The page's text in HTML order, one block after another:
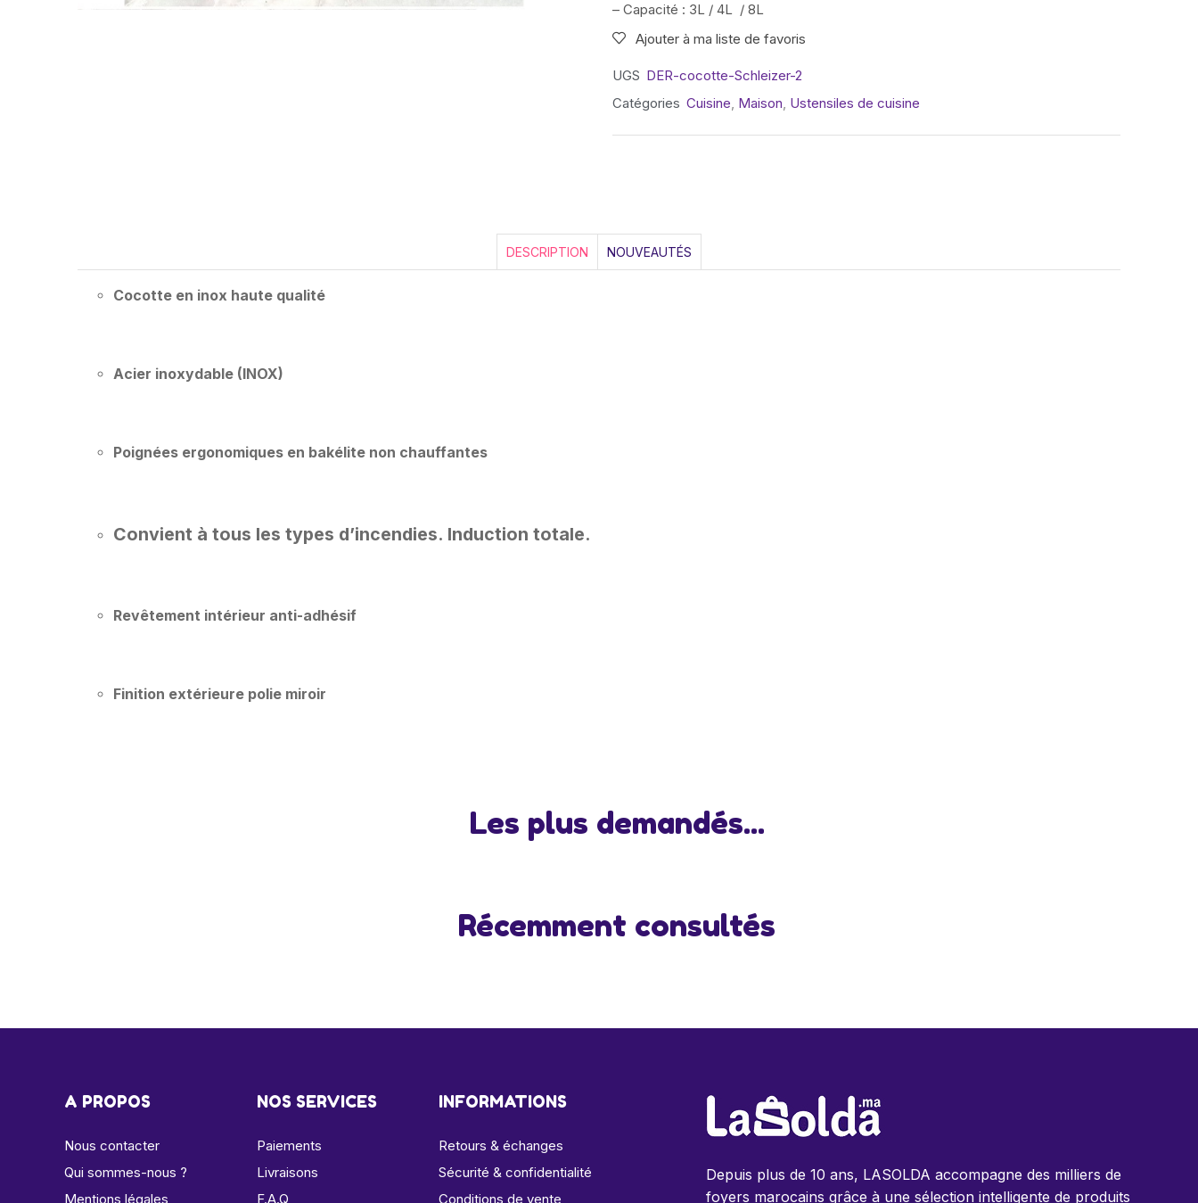
– Capacité : 3L / 4L / 8L
Ajouter à ma liste de favoris
UGS DER-cocotte-Schleizer-2
Catégories Cuisine, Maison, Ustensiles de cuisine
DESCRIPTION NOUVEAUTÉS
Cocotte en inox haute qualité
Acier inoxydable (INOX)
Poignées ergonomiques en bakélite non chauffantes
Convient à tous les types d’incendies. Induction totale.
Revêtement intérieur anti-adhésif
Finition extérieure polie miroir
Les plus demandés...
Récemment consultés
A PROPOS
Nous contacter
Qui sommes-nous ?
Mentions légales
NOS SERVICES
Paiements
Livraisons
F.A.Q
INFORMATIONS
Retours & échanges
Sécurité & confidentialité
Conditions de vente
Depuis plus de 10 ans, LASOLDA accompagne des milliers de
foyers marocains grâce à une sélection intelligente de produits